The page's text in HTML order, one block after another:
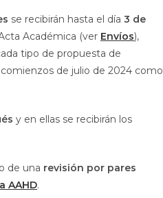
se recibirán hasta el día 3 de
Académica (ver Envíos),
tipo de propuesta de
de julio de 2024 como
y en ellas se recibirán los
de una revisión por pares
AAHD.